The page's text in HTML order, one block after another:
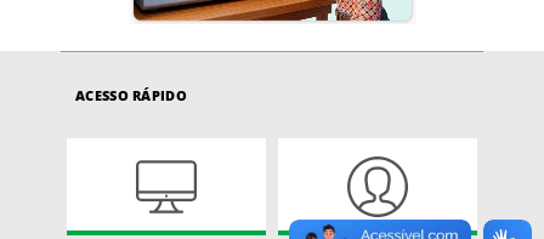
ACESSO RÁPIDO